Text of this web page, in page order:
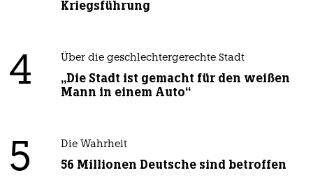
Kriegsführung
4 Über die geschlechtergerechte Stadt
„Die Stadt ist gemacht für den weißen
Mann in einem Auto“
5 Die Wahrheit
56 Millionen Deutsche sind betroffen